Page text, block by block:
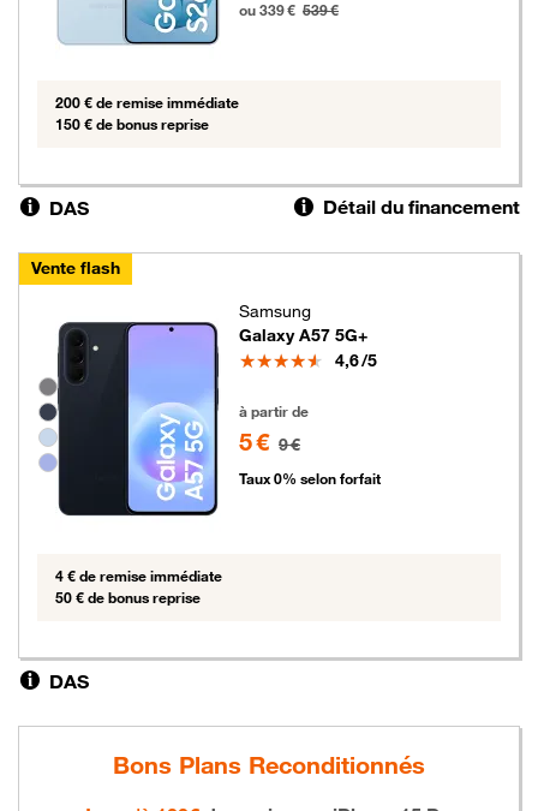
ou 339 € 539 €
200 € de remise immédiate
150 € de bonus reprise
DAS Détail du financement
Vente flash
Groupe de couleurs disponibles non sélectionnables
Samsung
Galaxy A57 5G+
Note
4,6/5
à partir de
5 € 9 €
Taux 0% selon forfait
4 € de remise immédiate
50 € de bonus reprise
DAS
Bons Plans Reconditionnés